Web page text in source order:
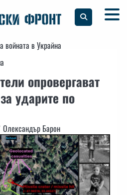
войната в Украйна
опровергават
ударите по
Олександър Барон